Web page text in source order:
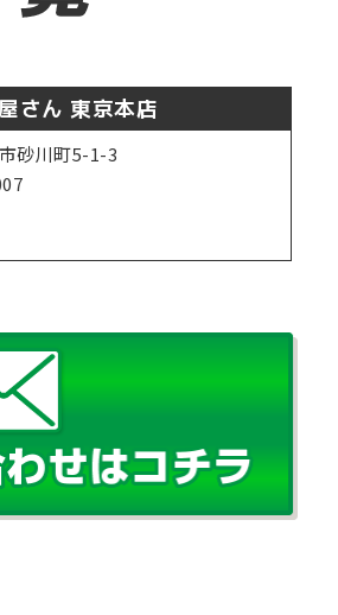
さん 東京本店
砂川町5-1-3